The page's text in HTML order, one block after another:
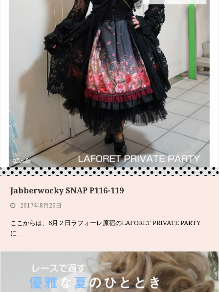
Jabberwocky SNAP P116-119
2017年8月26日
ここからは、6月２日ラフォーレ原宿のLAFORET PRIVATE PARTY
に…